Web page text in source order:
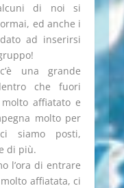
alcuni di noi si
ed anche i
ad inserirsi
una grande
che fuori
affiatato e
molto per
siamo posti,
di più.
l’ora di entrare
affiatata, ci